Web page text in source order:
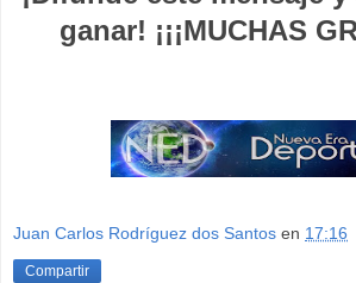
ganar! ¡¡¡MUCHAS
Juan Carlos Rodríguez dos Santos en 17:16
Compartir